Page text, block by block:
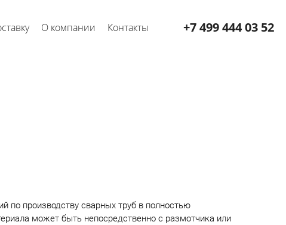
О компании Контакты +7 499 444 03 52
по производству сварных труб в полностью
может быть непосредственно с размотчика или